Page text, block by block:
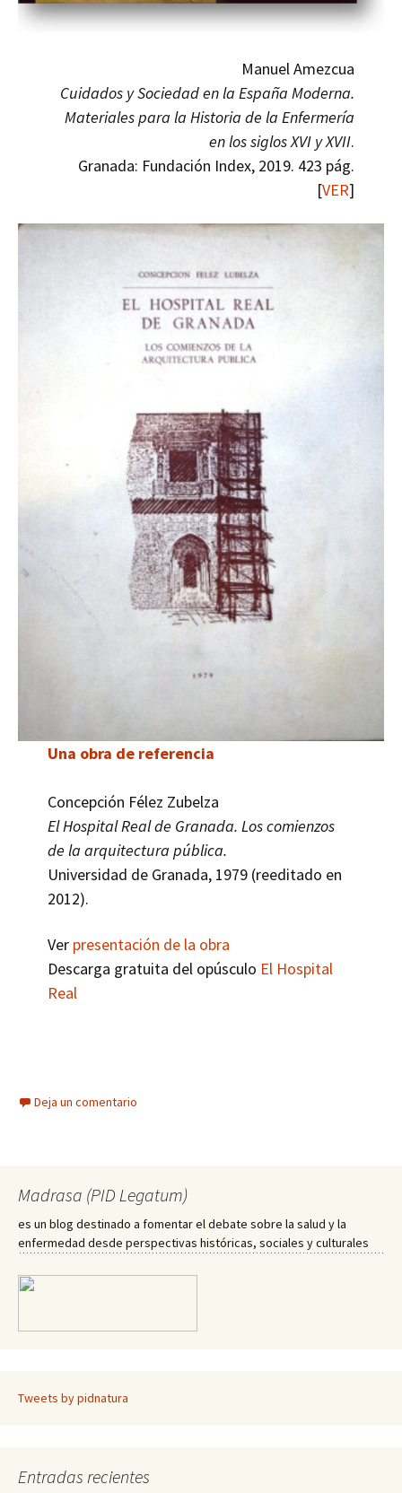
Manuel Amezcua
Cuidados y Sociedad en la España Moderna.
Materiales para la Historia de la Enfermería
en los siglos XVI y XVII.
Granada: Fundación Index, 2019. 423 pág.
[VER]
Una obra de referencia
Concepción Félez Zubelza
El Hospital Real de Granada. Los comienzos
de la arquitectura pública.
Universidad de Granada, 1979 (reeditado en
2012).
Ver presentación de la obra
Descarga gratuita del opúsculo El Hospital
Real
Deja un comentario
Madrasa (PID Legatum)
es un blog destinado a fomentar el debate sobre la salud y la
enfermedad desde perspectivas históricas, sociales y culturales
Tweets by pidnatura
Entradas recientes